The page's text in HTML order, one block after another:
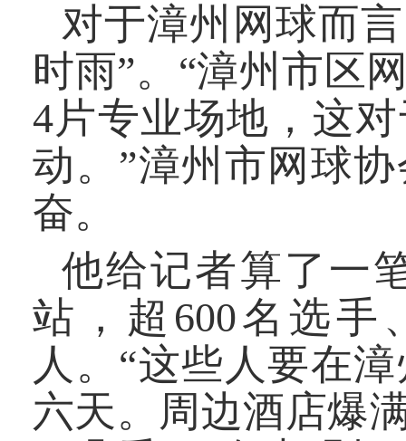
对于漳州网球而
时雨”。“漳州市区
4片专业场地，这
动。”漳州市网球
奋。
他给记者算了一
站，超600名选手
人。“这些人要在
六天。周边酒店爆